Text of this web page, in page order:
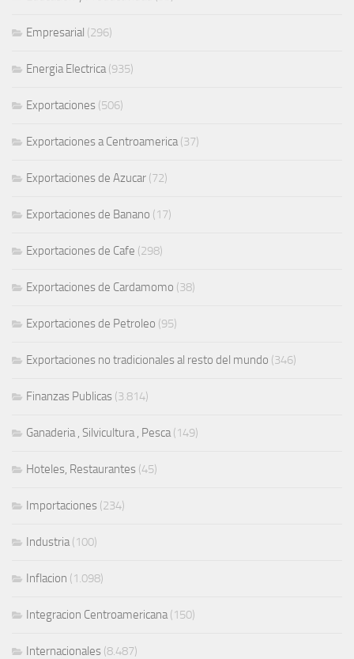
Empresarial (296)
Energia Electrica (935)
Exportaciones (506)
Exportaciones a Centroamerica (37)
Exportaciones de Azucar (72)
Exportaciones de Banano (17)
Exportaciones de Cafe (298)
Exportaciones de Cardamomo (38)
Exportaciones de Petroleo (95)
Exportaciones no tradicionales al resto del mundo (346)
Finanzas Publicas (3.814)
Ganaderia , Silvicultura , Pesca (149)
Hoteles, Restaurantes (45)
Importaciones (234)
Industria (100)
Inflacion (1.098)
Integracion Centroamericana (150)
Internacionales (8.487)